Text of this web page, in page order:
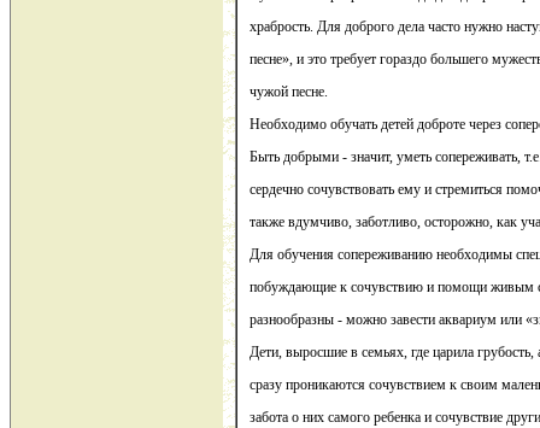
храбрость. Для доброго дела часто нужно
песне», и это требует гораздо большего
чужой песне.
Необходимо обучать детей доброте через
Быть добрыми - значит, уметь сопереживать,
сердечно сочувствовать ему и стремиться
также вдумчиво, заботливо, осторожно, как
Для обучения сопереживанию необходимы
побуждающие к сочувствию и помощи живым
разнообразны - можно завести аквариум или
Дети, выросшие в семьях, где царила грубость,
сразу проникаются сочувствием к своим
забота о них самого ребенка и сочувствие